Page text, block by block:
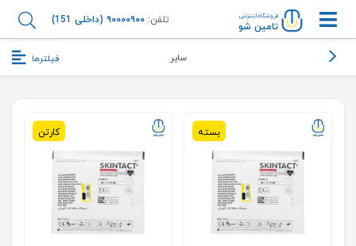
فروشگاه اینترنتی
تامین شو
تلفن: ۹۰۰۰۰۹۰۰ (داخلی 151)
سایر فیلترها
بسته کارتن